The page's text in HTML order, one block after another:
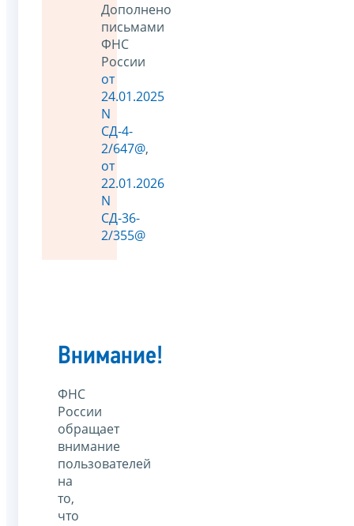
Дополнено
письмами
ФНС
России
от
24.01.2025
N
СД-4-
2/647@,
от
22.01.2026
N
СД-36-
2/355@
Внимание!
ФНС
России
обращает
внимание
пользователей
на
то,
что